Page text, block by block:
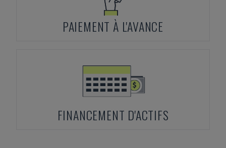
PAIEMENT À L'AVANCE
FINANCEMENT D'ACTIFS